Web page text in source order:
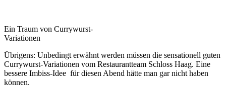
Ein Traum von Currywurst-
Variationen
Übrigens: Unbedingt erwähnt werden müssen die sensationell guten
Currywurst-Variationen vom Restaurantteam Schloss Haag. Eine
bessere Imbiss-Idee für diesen Abend hätte man gar nicht haben
können.